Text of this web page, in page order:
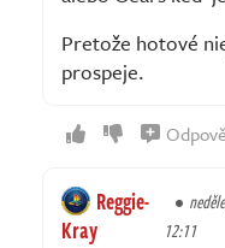
Pretože hotové
prospeje.
Reggie-
Kray
12:11